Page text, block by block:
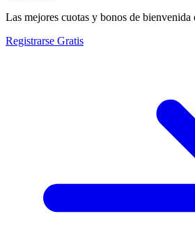
Las mejores cuotas y bonos de bienvenida
Registrarse Gratis